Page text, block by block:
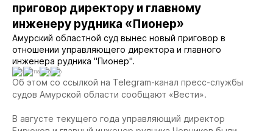
приговор директору и главному
инженеру рудника «Пионер»
Амурский областной суд вынес новый приговор в
отношении управляющего директора и главного
инженера рудника "Пионер".
0 1118 0 0
Об этом со ссылкой на Telegram-канал пресс-службы
судов Амурской области сообщают «Вести».
В августе текущего года управляющий директор